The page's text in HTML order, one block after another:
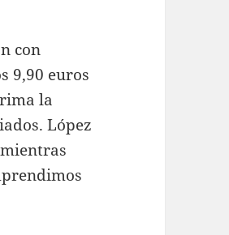
con
9,90 euros
la
López